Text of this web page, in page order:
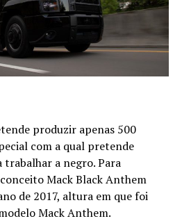
produzir apenas 500
com a qual pretende
a negro. Para
Mack Black Anthem
de 2017, altura em que foi
Mack Anthem.